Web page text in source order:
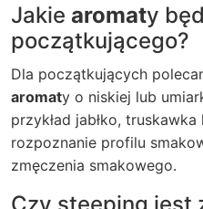
Jakie aromaty
początkującego?
Dla początkujących
aromaty o niskiej lub
przykład jabłko,
rozpoznanie profilu
zmęczenia smakowego.
Czy steeping jest